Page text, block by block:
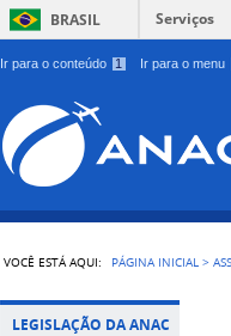
Ir para o conteúdo 1 Ir para o menu
BRASIL Serviços
VOCÊ ESTÁ AQUI: PÁGINA INICIAL >
LEGISLAÇÃO DA ANAC